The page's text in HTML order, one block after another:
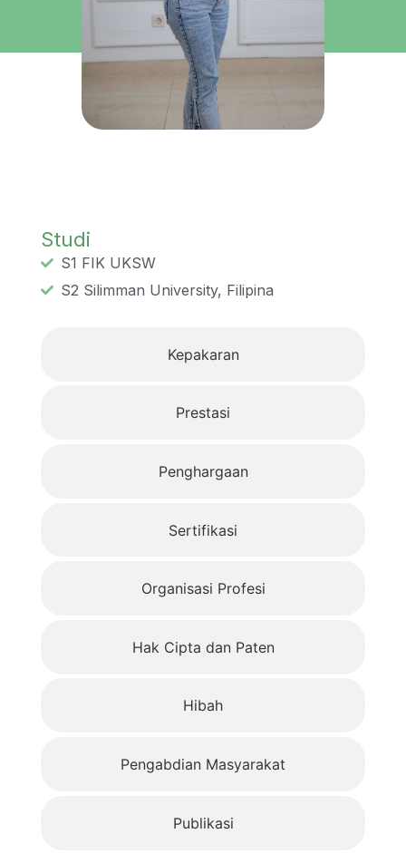
Kepakaran
Prestasi
Penghargaan
Sertifikasi
Organisasi Profesi
Hak Cipta dan Paten
Hibah
Pengabdian Masyarakat
Publikasi
Studi
S1 FIK UKSW
S2 Silimman University, Filipina